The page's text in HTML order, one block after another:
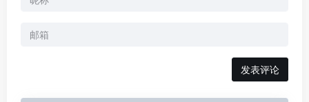
发表评论